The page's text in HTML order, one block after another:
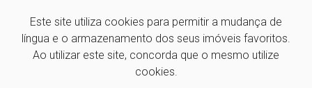
Este site utiliza cookies para permitir a mudança de
língua e o armazenamento dos seus imóveis favoritos.
Ao utilizar este site, concorda que o mesmo utilize
cookies.